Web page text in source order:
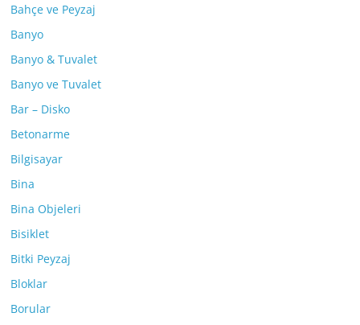
Bahçe ve Peyzaj
Banyo
Banyo & Tuvalet
Banyo ve Tuvalet
Bar – Disko
Betonarme
Bilgisayar
Bina
Bina Objeleri
Bisiklet
Bitki Peyzaj
Bloklar
Borular